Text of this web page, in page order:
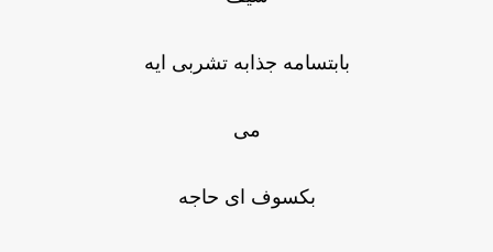
بابتسامه جذابه تشربى ايه
مى
بكسوف اى حاجه